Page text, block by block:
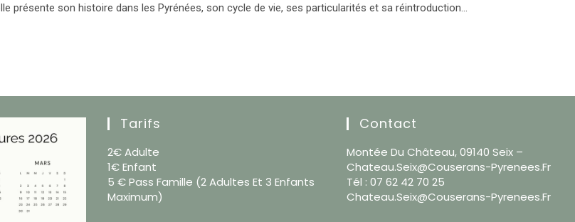
présente son histoire dans les Pyrénées, son cycle de vie, ses particularités et sa réintroduction…
Tarifs
2€ Adulte
1€ Enfant
5 € Pass Famille (2 Adultes Et 3 Enfants
Maximum)
Contact
Montée Du Château, 09140 Seix –
Chateau.seix@couserans-Pyrenees.fr
Tél : 07 62 42 70 25
Chateau.seix@couserans-Pyrenees.fr